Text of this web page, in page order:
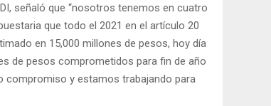
señaló que “nosotros tenemos en cuatro
que todo el 2021 en el artículo 20
en 15,000 millones de pesos, hoy día
de pesos comprometidos para fin de año
compromiso y estamos trabajando para